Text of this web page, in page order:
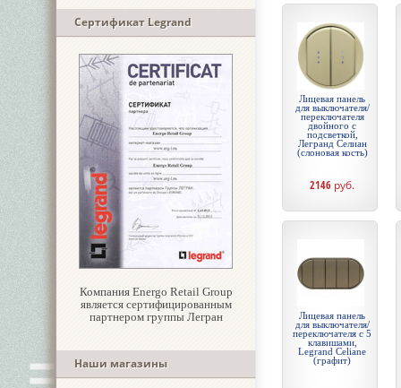
Сертификат Legrand
Компания Energo Retail Group
является сертифицированным
партнером группы Легран
Наши магазины
Лицевая панель
для выключателя/
переключателя
двойного с
подсветкой,
Легранд Селиан
(слоновая кость)
2146 руб.
Лицевая панель
для выключателя/
переключателя с 5
клавишами,
Legrand Celiane
(графит)